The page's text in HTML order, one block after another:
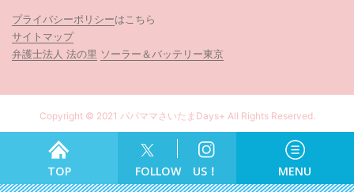
TOP FOLLOW US！ MENU
食べる
プライバシーポリシーはこちら
サイトマップ
弁護士法人 法の里 ソーラー＆バッテリー東京
Copyright © 2021 パパママさいたまDays+ All Rights Reserved.